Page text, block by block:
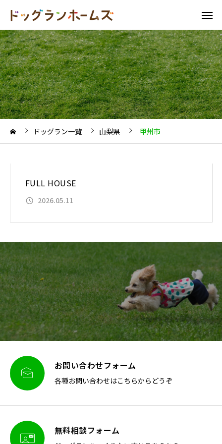
ドッグラン一覧 山梨県 甲州市
FULL HOUSE
2026.05.11
 お問い合わせフォーム
各種お問い合わせはこちらからどうぞ
 無料相談フォーム